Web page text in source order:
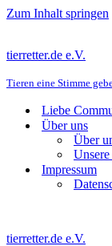
Zum Inhalt springen
tierretter.de e.V.
Tieren eine Stimme
Liebe
Über uns
Über
Impressum
tierretter.de e.V.